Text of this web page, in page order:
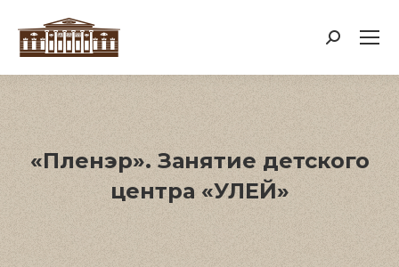
Поиск:
«Пленэр». Занятие детского
центра «УЛЕЙ»